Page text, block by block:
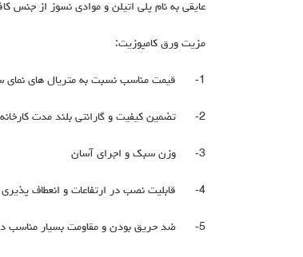
عایقی به نام پلی اتیلن و موادی نسوز از جنس
مزیت ورق کامپوزیت:
1- قیمت مناسب نسبت به متریال های نمای
2- تضمین کیفیت و گارانتی بلند مدت
3- وزن سبک و اجرای آسان
4- قابلیت نصب در ارتفاعات و انعطاف
5- ضد حریق بودن و مقاومت بسیار مناسب